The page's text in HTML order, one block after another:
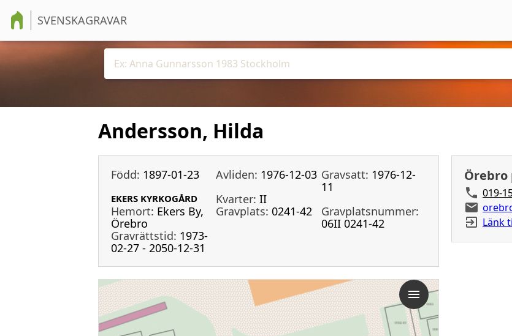
SVENSKAGRAVAR
Andersson, Hilda
Född: 1897-01-23 Avliden: 1976-12-03 Gravsatt: 1976-12-
11
EKERS KYRKOGÅRD Kvarter: II
Hemort: Ekers By,
Örebro
Gravplats: 0241-42
Gravplatsnummer:
06II 0241-42
Gravrättstid: 1973-
02-27 - 2050-12-31
019-
Länk